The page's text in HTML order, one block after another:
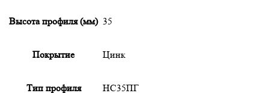
Высота профиля (мм) 35
Покрытие Цинк
Тип профиля НС35ПГ